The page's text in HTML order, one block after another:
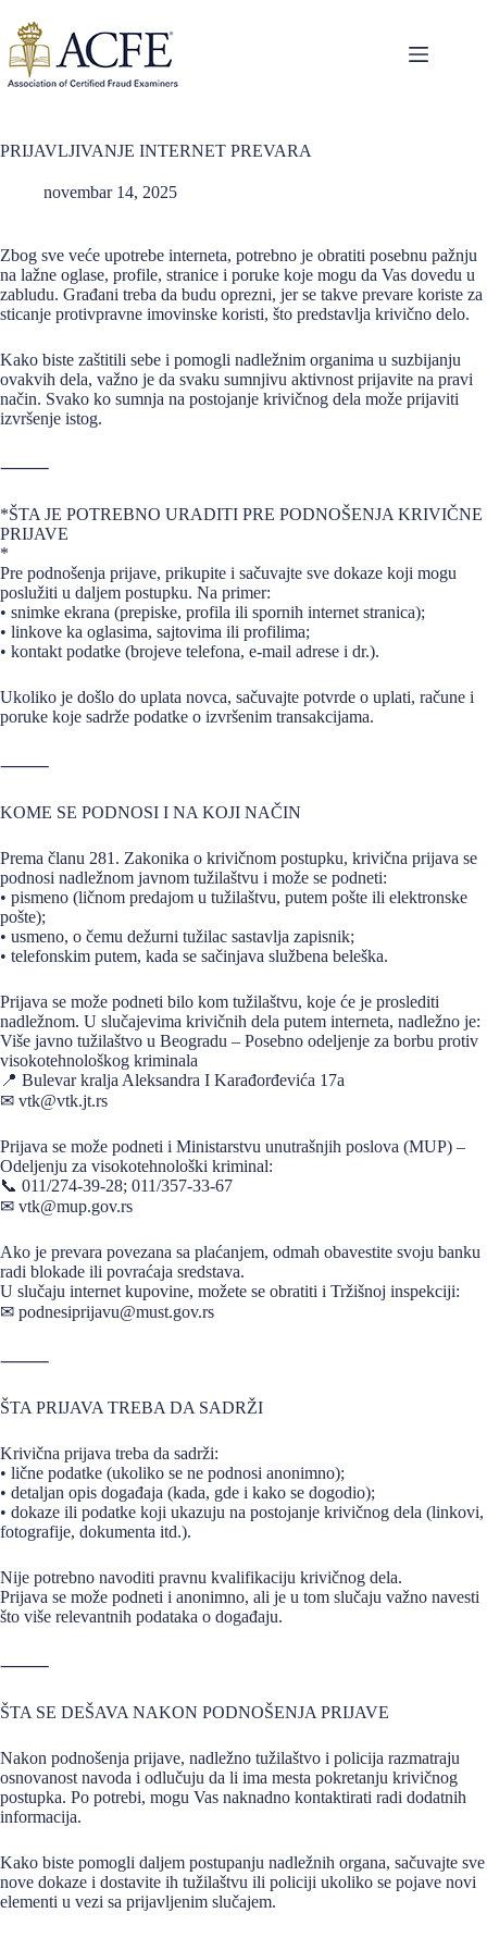
content
PRIJAVLJIVANJE INTERNET PREVARA
novembar 14, 2025
Zbog sve veće upotrebe interneta, potrebno je obratiti posebnu pažnju
na lažne oglase, profile, stranice i poruke koje mogu da Vas dovedu u
zabludu. Građani treba da budu oprezni, jer se takve prevare koriste za
sticanje protivpravne imovinske koristi, što predstavlja krivično delo.
Kako biste zaštitili sebe i pomogli nadležnim organima u suzbijanju
ovakvih dela, važno je da svaku sumnjivu aktivnost prijavite na pravi
način. Svako ko sumnja na postojanje krivičnog dela može prijaviti
izvršenje istog.
⸻
*ŠTA JE POTREBNO URADITI PRE PODNOŠENJA KRIVIČNE
PRIJAVE
*
Pre podnošenja prijave, prikupite i sačuvajte sve dokaze koji mogu
poslužiti u daljem postupku. Na primer:
• snimke ekrana (prepiske, profila ili spornih internet stranica);
• linkove ka oglasima, sajtovima ili profilima;
• kontakt podatke (brojeve telefona, e-mail adrese i dr.).
Ukoliko je došlo do uplata novca, sačuvajte potvrde o uplati, račune i
poruke koje sadrže podatke o izvršenim transakcijama.
⸻
KOME SE PODNOSI I NA KOJI NAČIN
Prema članu 281. Zakonika o krivičnom postupku, krivična prijava se
podnosi nadležnom javnom tužilaštvu i može se podneti:
• pismeno (ličnom predajom u tužilaštvu, putem pošte ili elektronske
pošte);
• usmeno, o čemu dežurni tužilac sastavlja zapisnik;
• telefonskim putem, kada se sačinjava službena beleška.
Prijava se može podneti bilo kom tužilaštvu, koje će je proslediti
nadležnom. U slučajevima krivičnih dela putem interneta, nadležno je:
Više javno tužilaštvo u Beogradu – Posebno odeljenje za borbu protiv
visokotehnološkog kriminala
📍 Bulevar kralja Aleksandra I Karađorđevića 17a
✉ vtk@vtk.jt.rs
Prijava se može podneti i Ministarstvu unutrašnjih poslova (MUP) –
Odeljenju za visokotehnološki kriminal:
📞 011/274-39-28; 011/357-33-67
✉ vtk@mup.gov.rs
Ako je prevara povezana sa plaćanjem, odmah obavestite svoju banku
radi blokade ili povraćaja sredstava.
U slučaju internet kupovine, možete se obratiti i Tržišnoj inspekciji:
✉ podnesiprijavu@must.gov.rs
⸻
ŠTA PRIJAVA TREBA DA SADRŽI
Krivična prijava treba da sadrži:
• lične podatke (ukoliko se ne podnosi anonimno);
• detaljan opis događaja (kada, gde i kako se dogodio);
• dokaze ili podatke koji ukazuju na postojanje krivičnog dela (linkovi,
fotografije, dokumenta itd.).
Nije potrebno navoditi pravnu kvalifikaciju krivičnog dela.
Prijava se može podneti i anonimno, ali je u tom slučaju važno navesti
što više relevantnih podataka o događaju.
⸻
ŠTA SE DEŠAVA NAKON PODNOŠENJA PRIJAVE
Nakon podnošenja prijave, nadležno tužilaštvo i policija razmatraju
osnovanost navoda i odlučuju da li ima mesta pokretanju krivičnog
postupka. Po potrebi, mogu Vas naknadno kontaktirati radi dodatnih
informacija.
Kako biste pomogli daljem postupanju nadležnih organa, sačuvajte sve
nove dokaze i dostavite ih tužilaštvu ili policiji ukoliko se pojave novi
elementi u vezi sa prijavljenim slučajem.